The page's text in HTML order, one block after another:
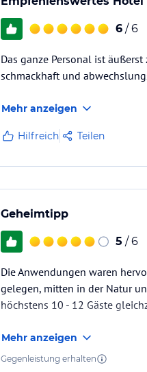
6 / 6
Das ganze Personal ist
schmackhaft und
Mehr anzeigen
Hilfreich Teilen
Geheimtipp
5 / 6
Die Anwendungen waren
gelegen, mitten in der Natur
höchstens 10 - 12 Gäste
Mehr anzeigen
Gegenleistung erhalten